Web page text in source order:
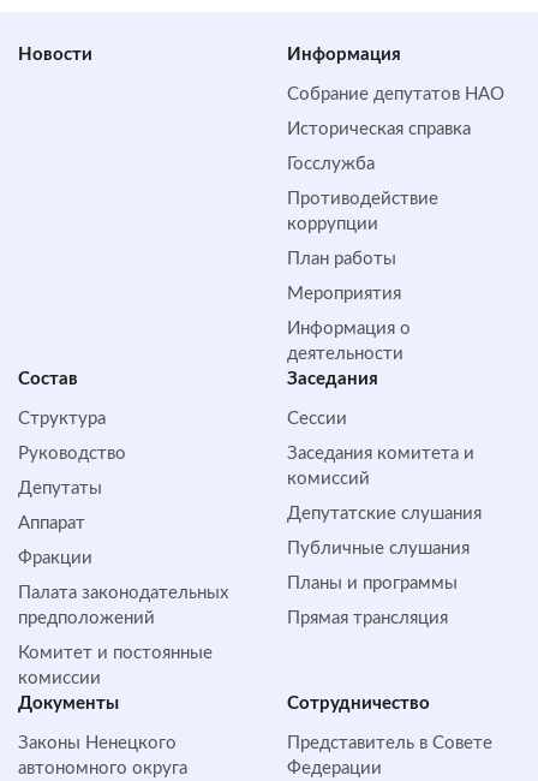
Новости Информация
Собрание депутатов НАО
Историческая справка
Госслужба
Противодействие
коррупции
План работы
Мероприятия
Информация о
деятельности
Состав
Структура
Руководство
Депутаты
Аппарат
Фракции
Палата законодательных
предположений
Комитет и постоянные
комиссии
Заседания
Сессии
Заседания комитета и
комиссий
Депутатские слушания
Публичные слушания
Планы и программы
Прямая трансляция
Документы
Законы Ненецкого
автономного округа
Сотрудничество
Представитель в Совете
Федерации